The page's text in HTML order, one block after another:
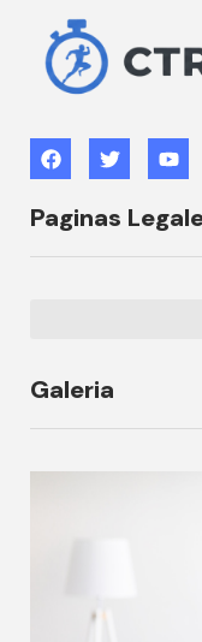
Paginas
Galeria